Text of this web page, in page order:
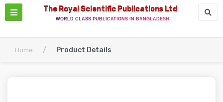
The Royal Scientific Publications Ltd
WORLD CLASS PUBLICATIONS IN BANGLADESH
Home / Product Details